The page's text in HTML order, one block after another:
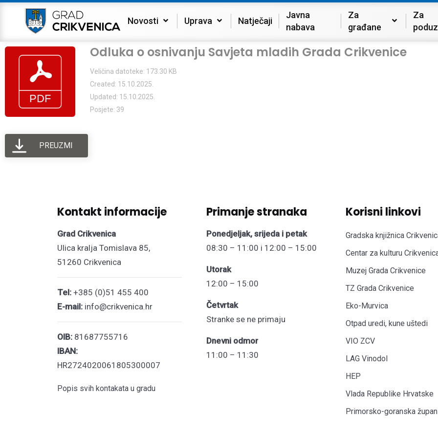
Novosti Uprava Natječaji
Javna
nabava
Za
građane
Za
Odluka o osnivanju Savjeta mladih Grada Crikvenice
Veličina datoteke: 173.30 KB
Created: 15.10.2025.
Updated: 15.10.2025.
Posjete: 39
PREUZMI
Kontakt informacije
Grad Crikvenica
Ulica kralja Tomislava 85,
51260 Crikvenica
Tel: +385 (0)51 455 400
E-mail: info@crikvenica.hr
OIB: 81687755716
IBAN:
HR2724020061805300007
Popis svih kontakata u gradu
Primanje stranaka
Ponedjeljak, srijeda i petak
08:30 – 11:00 i 12:00 – 15:00
Utorak
12:00 – 15:00
Četvrtak
Stranke se ne primaju
Dnevni odmor
11:00 – 11:30
Korisni linkovi
Gradska knjižnica
Centar za kulturu
Muzej Grada Crikvenice
TZ Grada Crikvenice
Eko-Murvica
Otpad uredi, kune uštedi
VIO ZCV
LAG Vinodol
HEP
Vlada Republike Hrvatske
Primorsko-goranska